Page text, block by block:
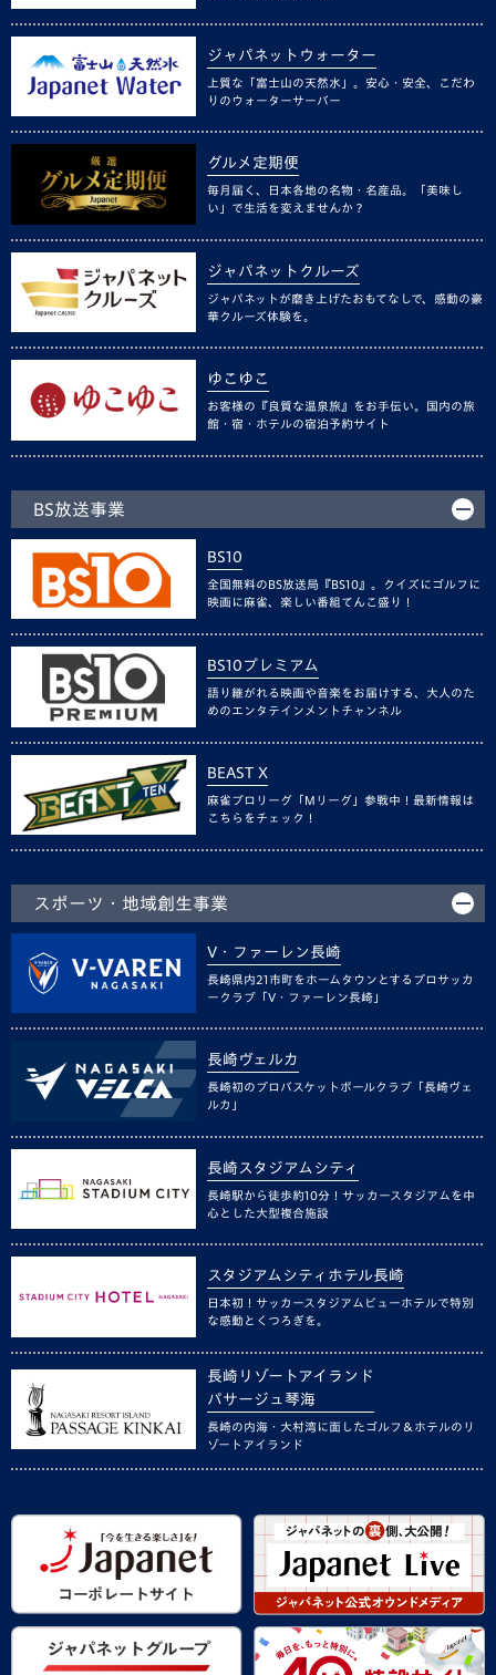
ジャパネットウォーター
上質な「富士山の天然水」。安心・安全、こだわ
りのウォーターサーバー
グルメ定期便
毎月届く、日本各地の名物・名産品。「美味し
い」で生活を変えませんか？
ジャパネットクルーズ
ジャパネットが磨き上げたおもてなしで、感動の豪
華クルーズ体験を。
ゆこゆこ
お客様の『良質な温泉旅』をお手伝い。国内の旅
館・宿・ホテルの宿泊予約サイト
BS放送事業
BS10
全国無料のBS放送局『BS10』。クイズにゴルフに
映画に麻雀、楽しい番組てんこ盛り！
BS10プレミアム
語り継がれる映画や音楽をお届けする、大人のた
めのエンタテインメントチャンネル
BEAST X
麻雀プロリーグ「Mリーグ」参戦中！最新情報は
こちらをチェック！
スポーツ・地域創生事業
V・ファーレン長崎
長崎県内21市町をホームタウンとするプロサッカ
ークラブ「V・ファーレン長崎」
長崎ヴェルカ
長崎初のプロバスケットボールクラブ「長崎ヴェ
ルカ」
長崎スタジアムシティ
長崎駅から徒歩約10分！サッカースタジアムを中
心とした大型複合施設
スタジアムシティホテル長崎
日本初！サッカースタジアムビューホテルで特別
な感動とくつろぎを。
長崎リゾートアイランド
パサージュ琴海
長崎の内海・大村湾に面したゴルフ＆ホテルのリ
ゾートアイランド